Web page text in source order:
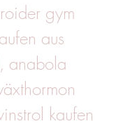
gym
aus
anabola
kaufen